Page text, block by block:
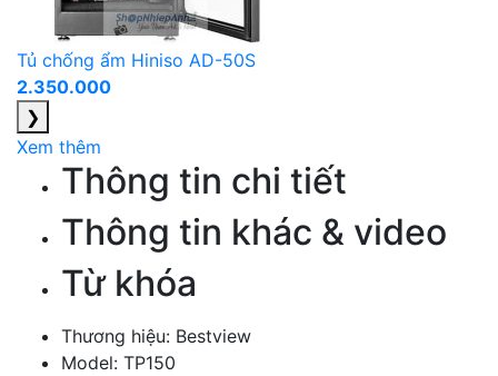
Tủ chống ẩm Hiniso AD-50S
2.350.000
❯
Xem thêm
Thông tin chi tiết
Thông tin khác & video
Từ khóa
Thương hiệu: Bestview
Model: TP150